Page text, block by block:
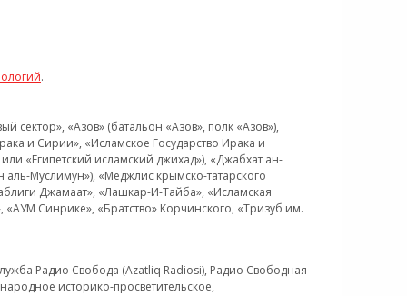
.
«Азов» (батальон «Азов», полк «Азов»),
и Сирии», «Исламское Государство Ирака и
«Египетский исламский джихад»), «Джабхат ан-
Муслимун»), «Меджлис крымско-татарского
Джамаат», «Лашкар-И-Тайба», «Исламская
Синрике», «Братство» Корчинского, «Тризуб им.
Радио Свобода (Azatliq Radiosi), Радио Свободная
историко-просветительское,